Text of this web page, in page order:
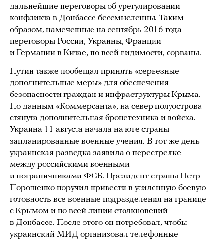
дальнейшие переговоры об урегулировании
конфликта в Донбассе бессмысленны. Таким
образом, намеченные на сентябрь 2016 года
переговоры России, Украины, Франции
и Германии в Китае, по всей видимости, сорваны.
Путин также пообещал принять «серьезные
дополнительные меры» для обеспечения
безопасности граждан и инфраструктуры Крыма.
По данным «Коммерсанта», на север полуострова
стянута дополнительная бронетехника и войска.
Украина 11 августа начала на юге страны
запланированные военные учения. В тот же день
украинская разведка заявила о перестрелке
между российскими военными
и пограничниками ФСБ. Президент страны Петр
Порошенко поручил привести в усиленную боевую
готовность все военные подразделения на границе
с Крымом и по всей линии столкновений
в Донбассе. После этого он потребовал, чтобы
украинский МИД организовал телефонные